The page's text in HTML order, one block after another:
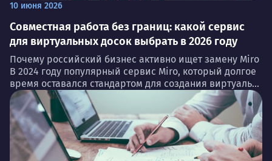
10 июня 2026
Совместная работа без границ: какой сервис
для виртуальных досок выбрать в 2026 году
Почему российский бизнес активно ищет замену Miro
В 2024 году популярный сервис Miro, который долгое
время оставался стандартом для создания виртуаль...